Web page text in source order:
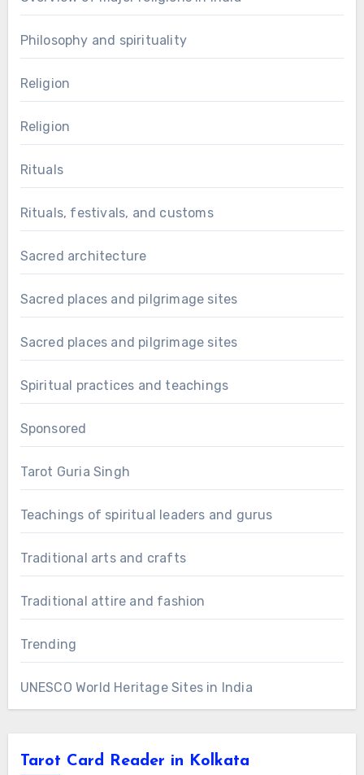
Philosophy and spirituality
Religion
Religion
Rituals
Rituals, festivals, and customs
Sacred architecture
Sacred places and pilgrimage sites
Sacred places and pilgrimage sites
Spiritual practices and teachings
Sponsored
Tarot Guria Singh
Teachings of spiritual leaders and gurus
Traditional arts and crafts
Traditional attire and fashion
Trending
UNESCO World Heritage Sites in India
Tarot Card Reader in Kolkata